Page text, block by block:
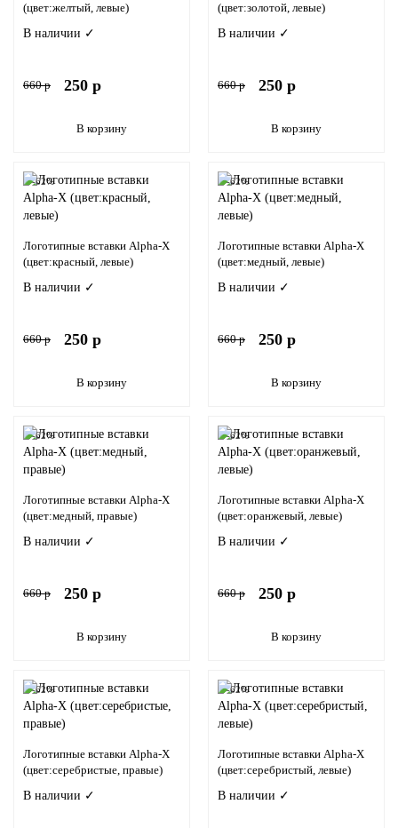
(цвет:желтый, левые)
В наличии ✓
660 р 250 р
В корзину
(цвет:золотой, левые)
В наличии ✓
660 р 250 р
В корзину
-62%
Логотипные вставки Alpha-X
(цвет:красный, левые)
В наличии ✓
660 р 250 р
В корзину
-62%
Логотипные вставки Alpha-X
(цвет:медный, левые)
В наличии ✓
660 р 250 р
В корзину
-62%
Логотипные вставки Alpha-X
(цвет:медный, правые)
В наличии ✓
660 р 250 р
В корзину
-62%
Логотипные вставки Alpha-X
(цвет:оранжевый, левые)
В наличии ✓
660 р 250 р
В корзину
-62%
Логотипные вставки Alpha-X
(цвет:серебристые, правые)
В наличии ✓
-62%
Логотипные вставки Alpha-X
(цвет:серебристый, левые)
В наличии ✓